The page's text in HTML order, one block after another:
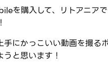
を購入して、リトアニアで
にかっこいい動画を撮る
と思います！